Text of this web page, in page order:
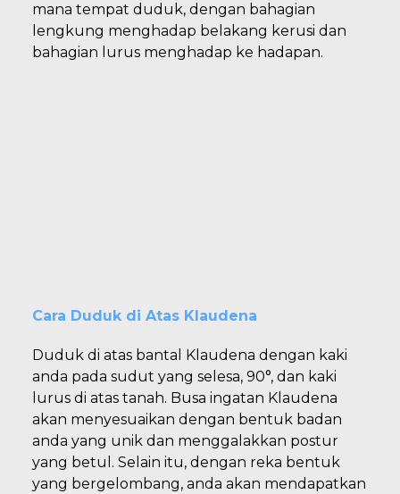
mana tempat duduk, dengan bahagian
lengkung menghadap belakang kerusi dan
bahagian lurus menghadap ke hadapan.
Cara Duduk di Atas Klaudena
Duduk di atas bantal Klaudena dengan kaki
anda pada sudut yang selesa, 90°, dan kaki
lurus di atas tanah. Busa ingatan Klaudena
akan menyesuaikan dengan bentuk badan
anda yang unik dan menggalakkan postur
yang betul. Selain itu, dengan reka bentuk
yang bergelombang, anda akan mendapatkan